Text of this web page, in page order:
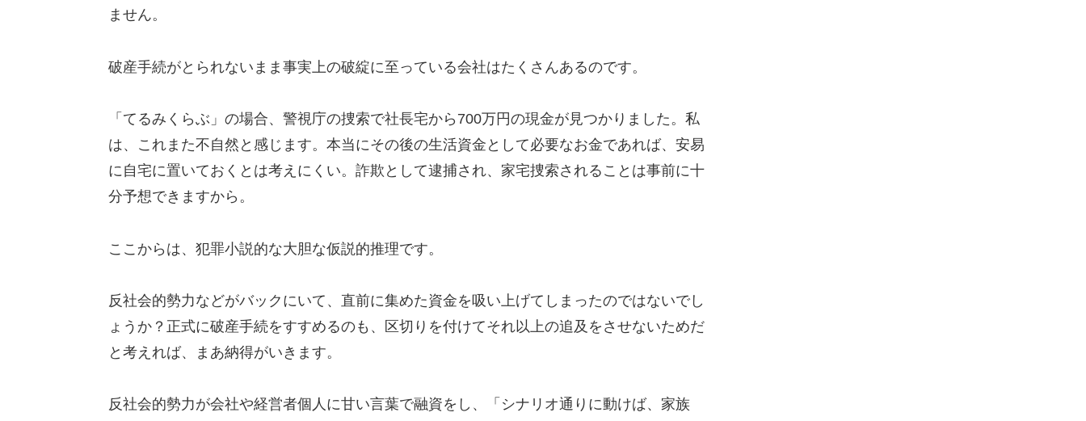
ません。
破産手続がとられないまま事実上の破綻に至っている会社はたくさんあるのです。
「てるみくらぶ」の場合、警視庁の捜索で社長宅から700万円の現金が見つかりました。私
は、これまた不自然と感じます。本当にその後の生活資金として必要なお金であれば、安易
に自宅に置いておくとは考えにくい。詐欺として逮捕され、家宅捜索されることは事前に十
分予想できますから。
ここからは、犯罪小説的な大胆な仮説的推理です。
反社会的勢力などがバックにいて、直前に集めた資金を吸い上げてしまったのではないでし
ょうか？正式に破産手続をすすめるのも、区切りを付けてそれ以上の追及をさせないためだ
と考えれば、まあ納得がいきます。
反社会的勢力が会社や経営者個人に甘い言葉で融資をし、「シナリオ通りに動けば、家族